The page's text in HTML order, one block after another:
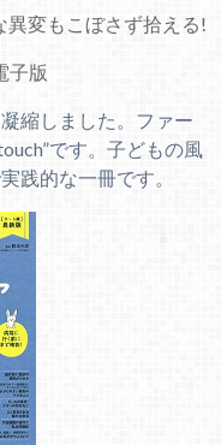
異変もこぼさず拾える!
子版
縮しました。ファー
です。子どもの風
践的な一冊です。